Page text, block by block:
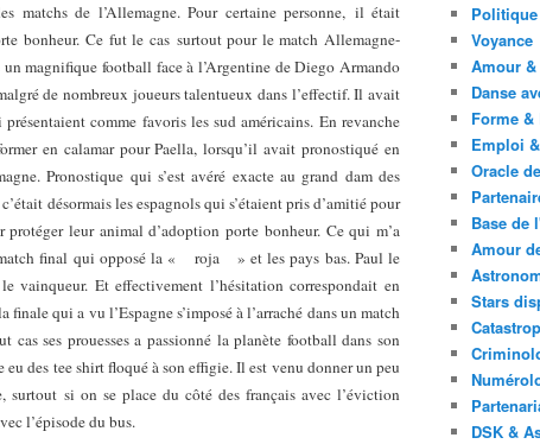
matchs de l’Allemagne. Pour certaine personne, il était
bonheur. Ce fut le cas surtout pour le match Allemagne-
magnifique football face à l’Argentine de Diego Armando
de nombreux joueurs talentueux dans l’effectif. Il avait
comme favoris les sud américains. En revanche
en calamar pour Paella, lorsqu’il avait pronostiqué en
Pronostique qui s’est avéré exacte au grand dam des
désormais les espagnols qui s’étaient pris d’amitié pour
leur animal d’adoption porte bonheur. Ce qui m’a
match final qui opposé la « roja » et les pays bas. Paul le
vainqueur. Et effectivement l’hésitation correspondait en
qui a vu l’Espagne s’imposé à l’arraché dans un match
cas ses prouesses a passionné la planète football dans son
des tee shirt floqué à son effigie. Il est venu donner un peu
si on se place du côté des français avec l’éviction
l’épisode du bus.
Voyance
Amour
Danse
Forme &
Emploi
Oracle
Base de
Amour
Stars
DSK &